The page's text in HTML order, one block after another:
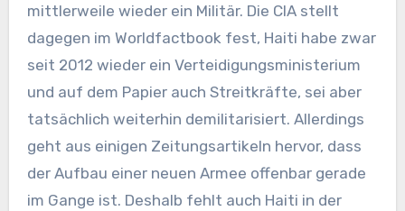
mittlerweile wieder ein Militär. Die CIA stellt
dagegen im Worldfactbook fest, Haiti habe zwar
seit 2012 wieder ein Verteidigungsministerium
und auf dem Papier auch Streitkräfte, sei aber
tatsächlich weiterhin demilitarisiert. Allerdings
geht aus einigen Zeitungsartikeln hervor, dass
der Aufbau einer neuen Armee offenbar gerade
im Gange ist. Deshalb fehlt auch Haiti in der